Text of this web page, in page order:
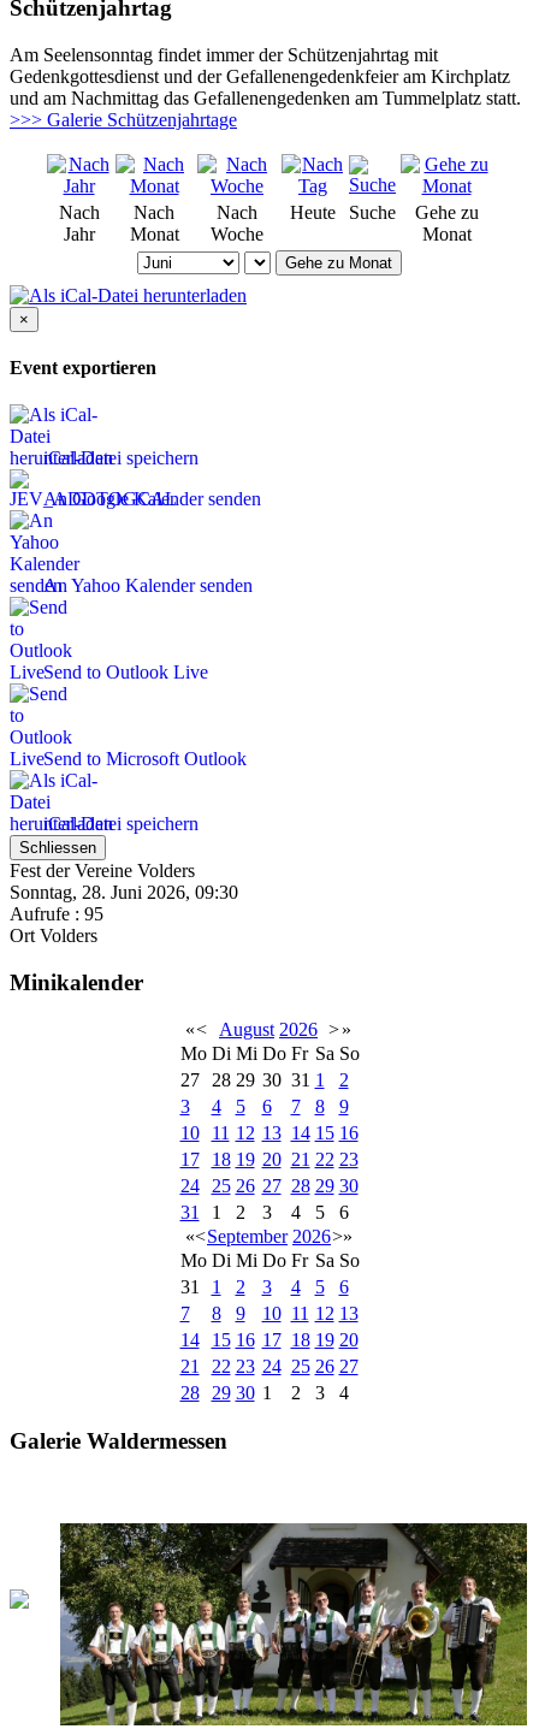
Schützenjahrtag
Am Seelensonntag findet immer der Schützenjahrtag mit
Gedenkgottesdienst und der Gefallenengedenkfeier am Kirchplatz
und am Nachmittag das Gefallenengedenken am Tummelplatz statt.
>>> Galerie Schützenjahrtage
Nach
Jahr
Nach
Monat
Nach
Woche
Heute Suche
Gehe zu
Monat
Gehe zu Monat
×
Event exportieren
iCal-Datei speichern
An Google Kalender senden
An Yahoo Kalender senden
Send to Outlook Live
Send to Microsoft Outlook
iCal-Datei speichern
Schliessen
Fest der Vereine Volders
Sonntag, 28. Juni 2026, 09:30
Aufrufe : 95
Ort Volders
Minikalender
«< August 2026 >»
Mo Di Mi Do Fr Sa So
27
28 29 30 31 1
2
3
4 5 6 7 8
9
10
11 12 13 14 15 16
17
18 19 20 21 22 23
24
25 26 27 28 29 30
31
1 2 3 4 5
6
«<September 2026>»
Mo Di Mi Do Fr Sa So
31
1 2 3 4 5
6
7
8 9 10 11 12 13
14
15 16 17 18 19 20
21
22 23 24 25 26 27
28
29 30 1 2 3 4
Galerie Waldermessen